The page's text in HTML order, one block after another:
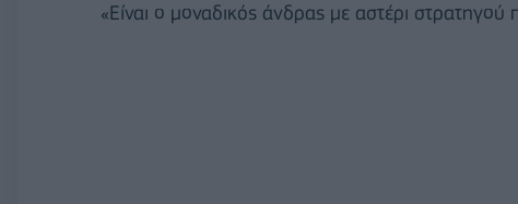
«Είναι ο μοναδικός άνδρας με αστέρι